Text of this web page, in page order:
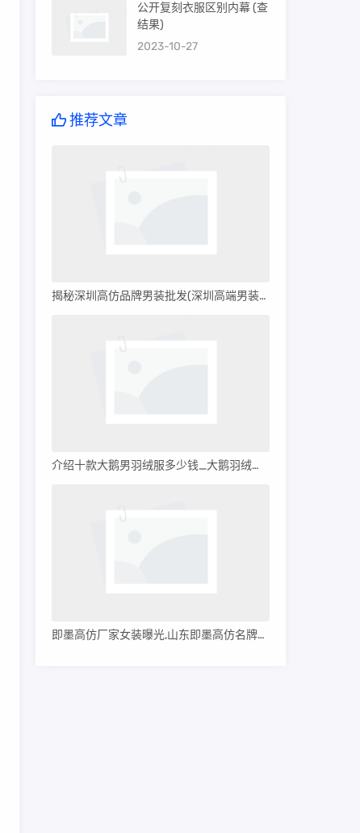
公开复刻衣服区别内幕 (查
结果)
2023-10-27
推荐文章
揭秘深圳高仿品牌男装批发(深圳高端男装批发)
介绍十款大鹅男羽绒服多少钱_大鹅羽绒服多少钱?
即墨高仿厂家女装曝光,山东即墨高仿名牌服装